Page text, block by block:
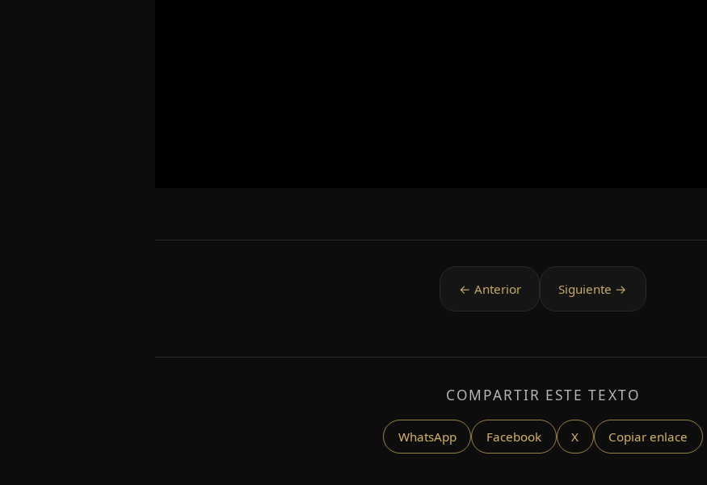
COMPARTIR ESTE TEXTO
WhatsApp Facebook X Copiar enlace